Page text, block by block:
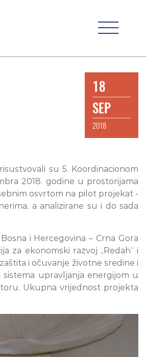
18
SEP
2018
su 5. Koordinacionom
2018. godine u prostorijama
osvrtom na pilot projekat -
a analizirane su i do sada
i Hercegovina – Crna Gora
za ekonomski razvoj „Redah“ i
i očuvanje životne sredine i
upravljanja energijom u
Ukupna vrijednost projekta